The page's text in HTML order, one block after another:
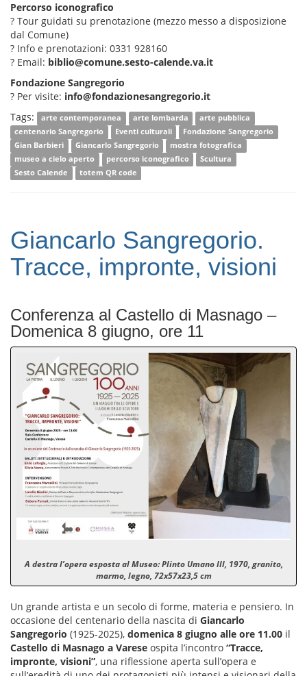
Percorso iconografico
? Tour guidati su prenotazione (mezzo messo a disposizione
dal Comune)
? Info e prenotazioni: 0331 928160
? Email: biblio@comune.sesto-calende.va.it
Fondazione Sangregorio
? Per visite: info@fondazionesangregorio.it
Tags:
arte contemporanea arte lombarda
arte pubblica
centenario Sangregorio
Eventi culturali
Fondazione Sangregorio
Gian Barbieri
Giancarlo Sangregorio
mostra fotografica
museo a cielo aperto
percorso iconografico
Scultura
Sesto Calende
totem QR code
Giancarlo Sangregorio.
Tracce, impronte, visioni
Conferenza al Castello di Masnago –
Domenica 8 giugno, ore 11
A destra l’opera esposta al Museo: Plinto Umano III, 1970, granito,
marmo, legno, 72x57x23,5 cm
Un grande artista e un secolo di forme, materia e pensiero. In
occasione del centenario della nascita di Giancarlo
Sangregorio (1925-2025), domenica 8 giugno alle ore 11.00 il
Castello di Masnago a Varese ospita l’incontro “Tracce,
impronte, visioni”, una riflessione aperta sull’opera e